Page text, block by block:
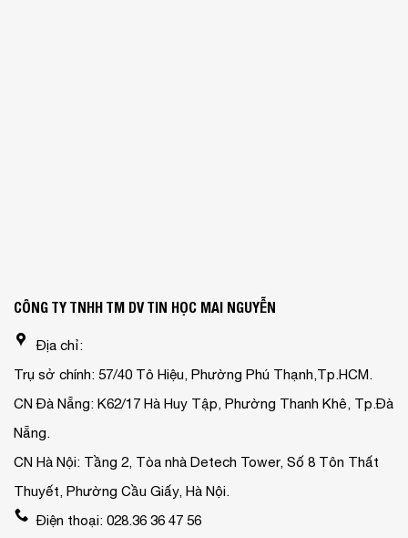
CÔNG TY TNHH TM DV TIN HỌC MAI NGUYỄN
Địa chỉ:
Trụ sở chính: 57/40 Tô Hiệu, Phường Phú Thạnh,Tp.HCM.
CN Đà Nẵng: K62/17 Hà Huy Tập, Phường Thanh Khê, Tp.Đà
Nẵng.
CN Hà Nội: Tầng 2, Tòa nhà Detech Tower, Số 8 Tôn Thất
Thuyết, Phường Cầu Giấy, Hà Nội.
Điện thoại: 028.36 36 47 56